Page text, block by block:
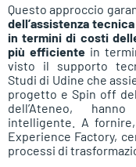
Questo approccio
dell’assistenza
in termini di costi
più efficientein
visto il supporto
Studi di Udine che
progetto e Spin off
dell’Ateneo,
intelligente. A
Experience Factory,
processi di